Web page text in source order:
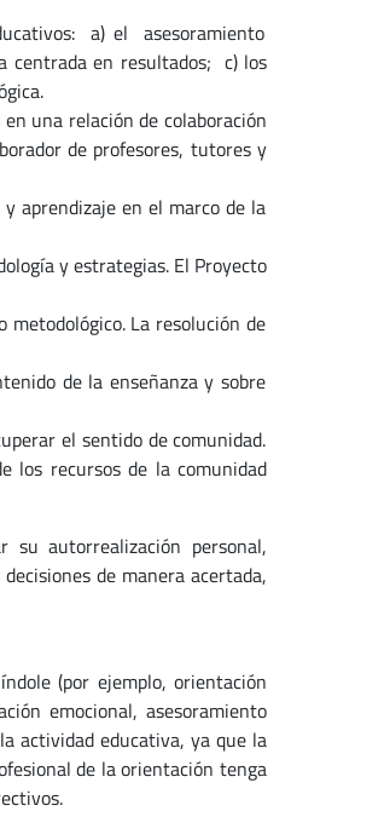
a) el asesoramiento
centrada en resultados; c) los
una relación de colaboración
de profesores, tutores y
aprendizaje en el marco de la
y estrategias. El Proyecto
La resolución de
de la enseñanza y sobre
el sentido de comunidad.
los recursos de la comunidad
autorrealización personal,
de manera acertada,
(por ejemplo, orientación
emocional, asesoramiento
actividad educativa, ya que la
de la orientación tenga